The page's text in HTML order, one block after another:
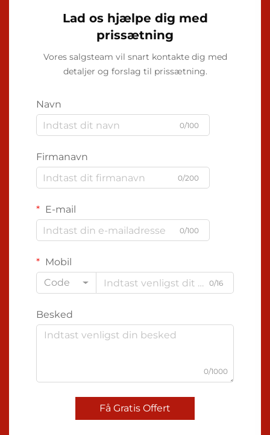
Lad os hjælpe dig med
prissætning
Vores salgsteam vil snart kontakte dig med
detaljer og forslag til prissætning.
Navn
0/100
Firmanavn
0/200
E-mail
0/100
Mobil
Code
0/16
Besked
0/1000
Få Gratis Offert